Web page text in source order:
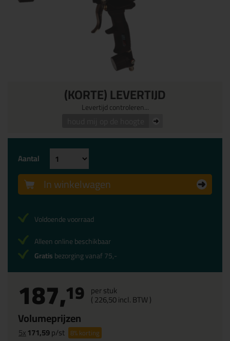
(KORTE) LEVERTIJD
Levertijd controleren...
187,19 per stuk
(226,50incl. BTW )
Volumeprijzen
5x171,59p/st 8%korting
Aantal
In winkelwagen
Voldoende voorraad
Alleen online beschikbaar
Gratisbezorging vanaf 75,-